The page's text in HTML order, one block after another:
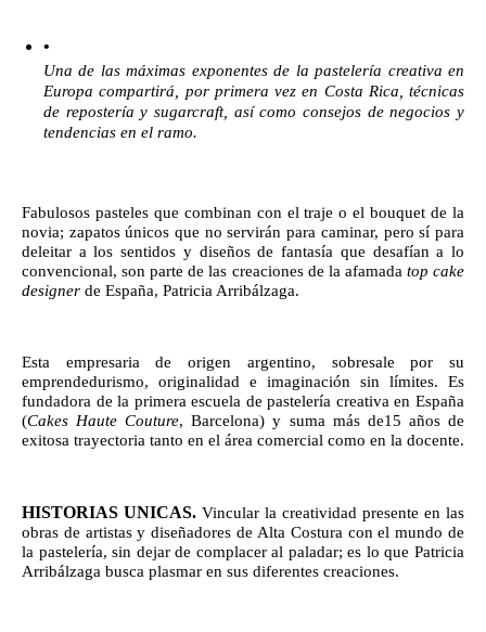
Una de las máximas exponentes de la pastelería creativa en
Europa compartirá, por primera vez en Costa Rica, técnicas
de repostería y sugarcraft, así como consejos de negocios y
tendencias en el ramo.
Fabulosos pasteles que combinan con el traje o el bouquet de la
novia; zapatos únicos que no servirán para caminar, pero sí para
deleitar a los sentidos y diseños de fantasía que desafían a lo
convencional, son parte de las creaciones de la afamada top cake
designer de España, Patricia Arribálzaga.
Esta empresaria de origen argentino, sobresale por su
emprendedurismo, originalidad e imaginación sin límites. Es
fundadora de la primera escuela de pastelería creativa en España
(Cakes Haute Couture, Barcelona) y suma más de15 años de
HISTORIAS UNICAS. Vincular la creatividad presente en las
obras de artistas y diseñadores de Alta Costura con el mundo de
la pastelería, sin dejar de complacer al paladar; es lo que Patricia
Arribálzaga busca plasmar en sus diferentes creaciones.